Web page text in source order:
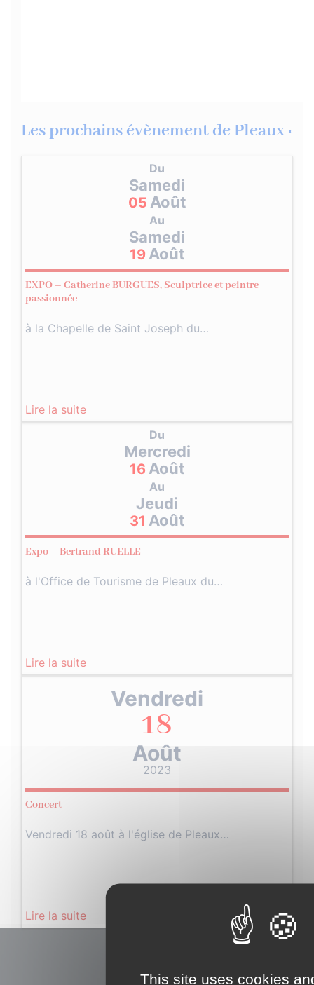
Les prochains évènement de Pleaux :
Du
Samedi
05 Août
Au
Samedi
19 Août
EXPO – Catherine BURGUES, Sculptrice et peintre
passionnée
à la Chapelle de Saint Joseph du…
Lire la suite
Du
Mercredi
16 Août
Au
Jeudi
31 Août
Expo – Bertrand RUELLE
à l'Office de Tourisme de Pleaux du…
Lire la suite
Vendredi
18
Août
2023
Concert
Vendredi 18 août à l'église de Pleaux…
Lire la suite
This site uses cookies